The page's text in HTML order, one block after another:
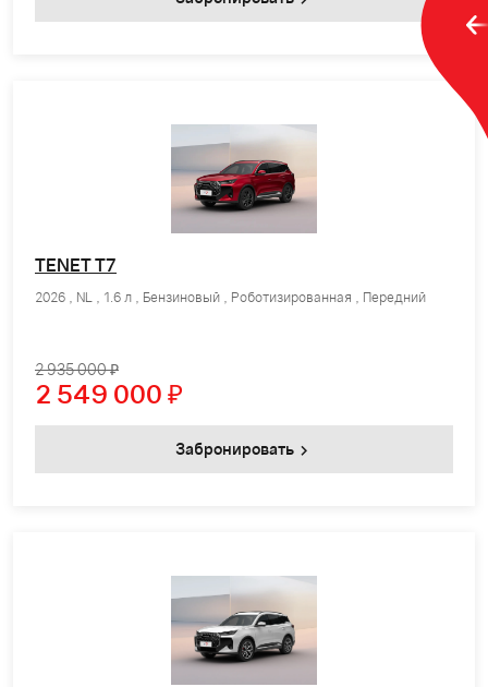
TENET T7
2026 , NL , 1.6 л , Бензиновый , Роботизированная , Передний
2 935 000 ₽
2 549 000 ₽
Забронировать